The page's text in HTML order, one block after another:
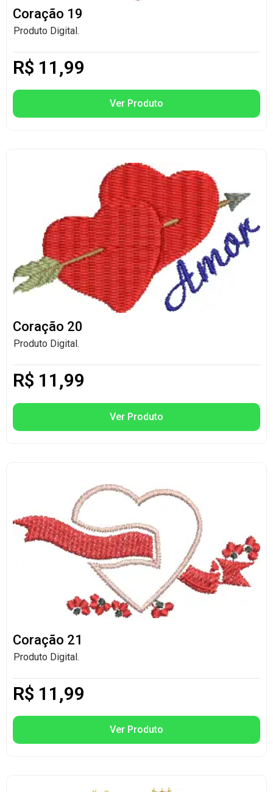
Coração 19
Produto Digital.
R$ 11,99
Ver Produto
Coração 20
Produto Digital.
R$ 11,99
Ver Produto
Coração 21
Produto Digital.
R$ 11,99
Ver Produto